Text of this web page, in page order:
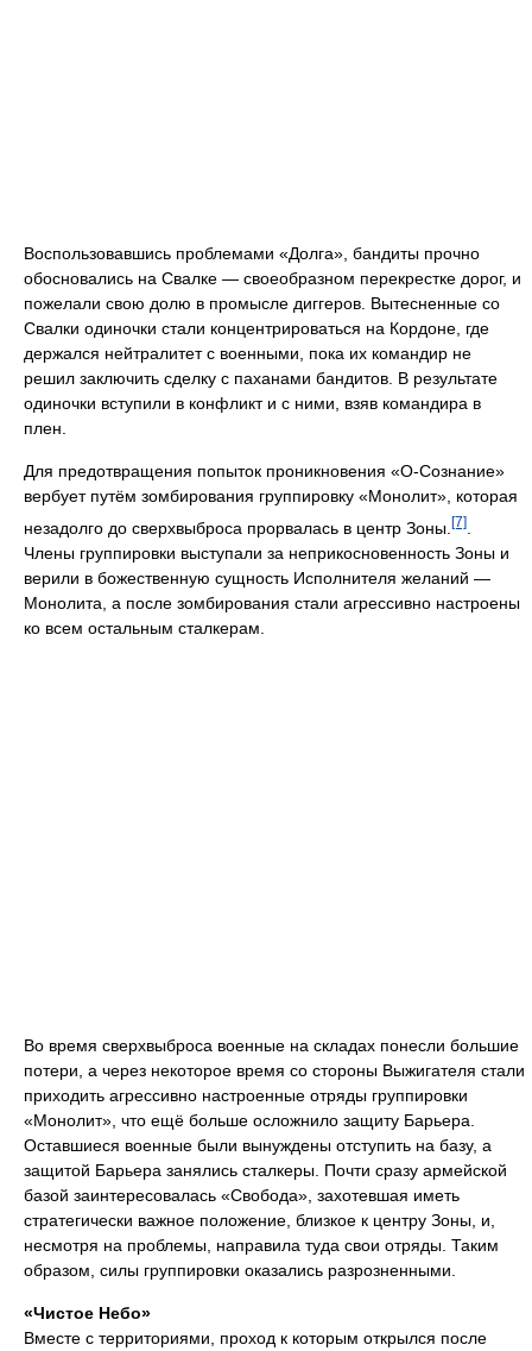
Воспользовавшись проблемами «Долга», бандиты прочно
обосновались на Свалке — своеобразном перекрестке дорог, и
пожелали свою долю в промысле диггеров. Вытесненные со
Свалки одиночки стали концентрироваться на Кордоне, где
держался нейтралитет с военными, пока их командир не
решил заключить сделку с паханами бандитов. В результате
одиночки вступили в конфликт и с ними, взяв командира в
плен.
Для предотвращения попыток проникновения «О-Сознание»
вербует путём зомбирования группировку «Монолит», которая
незадолго до сверхвыброса прорвалась в центр Зоны. [7]
Члены группировки выступали за неприкосновенность Зоны и
верили в божественную сущность Исполнителя желаний —
Монолита, а после зомбирования стали агрессивно настроены
ко всем остальным сталкерам.
Во время сверхвыброса военные на складах понесли большие
потери, а через некоторое время со стороны Выжигателя стали
приходить агрессивно настроенные отряды группировки
«Монолит», что ещё больше осложнило защиту Барьера.
Оставшиеся военные были вынуждены отступить на базу, а
защитой Барьера занялись сталкеры. Почти сразу армейской
базой заинтересовалась «Свобода», захотевшая иметь
стратегически важное положение, близкое к центру Зоны, и,
несмотря на проблемы, направила туда свои отряды. Таким
образом, силы группировки оказались разрозненными.
«Чистое Небо»
Вместе с территориями, проход к которым открылся после